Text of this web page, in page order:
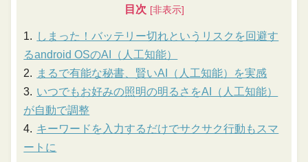
目次
しまった！バッテリー切れというリスクを回避す
るandroid OSのAI（人工知能）
まるで有能な秘書、賢いAI（人工知能）を実感
いつでもお好みの照明の明るさをAI（人工知能）
が自動で調整
キーワードを入力するだけでサクサク行動もスマ
ートに